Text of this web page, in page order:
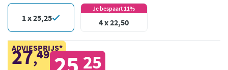
1 x 25,25
Je bespaart 11%
4 x 22,50
ADVIESPRIJS*
27,49 25